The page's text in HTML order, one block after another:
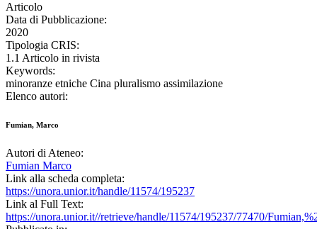
Articolo
Data di Pubblicazione:
2020
Tipologia CRIS:
1.1 Articolo in rivista
Keywords:
minoranze etniche Cina pluralismo assimilazione
Elenco autori:
Fumian, Marco
Autori di Ateneo:
Fumian Marco
Link alla scheda completa:
https://unora.unior.it/handle/11574/195237
Link al Full Text:
https://unora.unior.it//retrieve/handle/11574/195237/77470/